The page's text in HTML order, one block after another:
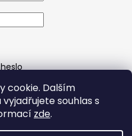
cookie. Dalším
souhlas s
zde.